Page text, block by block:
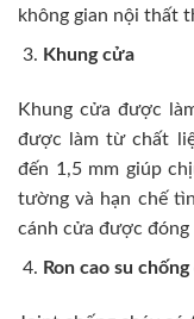
không gian nội thất
Khung cửa
Khung cửa được
được làm từ chất
đến 1,5 mm giúp
tường và hạn chế
cánh cửa được đóng
Ron cao su